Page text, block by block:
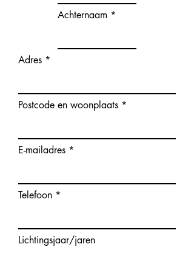
Achternaam
Adres
Postcode en woonplaats
E-mailadres
Telefoon
Lichtingsjaar/jaren